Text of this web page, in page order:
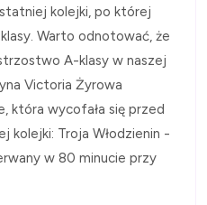
kolejki, po której
Warto odnotować, że
A-klasy w naszej
Victoria Żyrowa
która wycofała się przed
kolejki: Troja Włodzienin -
w 80 minucie przy